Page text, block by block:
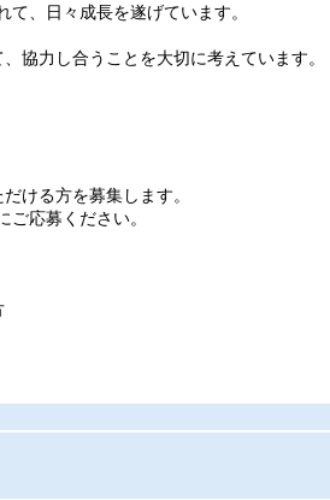
、日々成長を遂げています。
協力し合うことを大切に考えています。
ける方を募集します。
応募ください。